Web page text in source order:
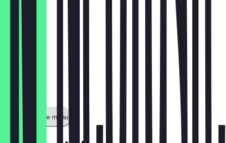
Toon volledige menu